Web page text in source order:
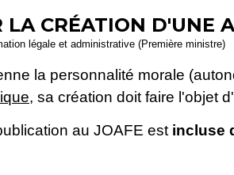
CRÉATION D'UNE
légale et administrative (Première ministre)
la personnalité morale
, sa création doit faire l'objet
au JOAFE est incluse